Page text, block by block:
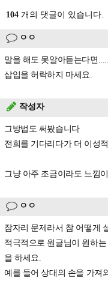
104 개의 댓글이 있습니다.
ㅇㅇ
말을 해도 못알아듣는다면
삽입을 허락하지 마세요.
작성자
그방법도 써봤습니다
전희를 기다리다가 더 이성
그냥 아주 조금이라도 느낌
ㅇㅇ
잠자리 문제라서 참 어떻게
적극적으로 원글님이 원하
을 하세요.
예를 들어 상대의 손을 가져